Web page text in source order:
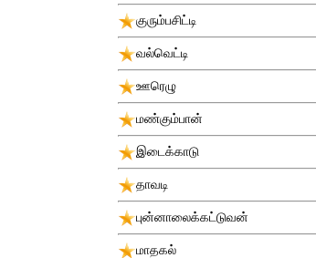
குரும்பசிட்டி
வல்வெட்டி
ஊரெழு
மண்கும்பான்
இடைக்காடு
தாவடி
புன்னாலைக்கட்டுவன்
மாதகல்